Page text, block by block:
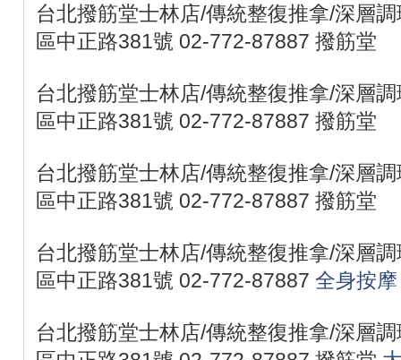
台北撥筋堂士林店/傳統整復推拿/深層
區中正路381號 02-772-87887 撥筋堂
台北撥筋堂士林店/傳統整復推拿/深層
區中正路381號 02-772-87887 撥筋堂
台北撥筋堂士林店/傳統整復推拿/深層
區中正路381號 02-772-87887 撥筋堂
台北撥筋堂士林店/傳統整復推拿/深層
區中正路381號 02-772-87887 全身按摩
台北撥筋堂士林店/傳統整復推拿/深層